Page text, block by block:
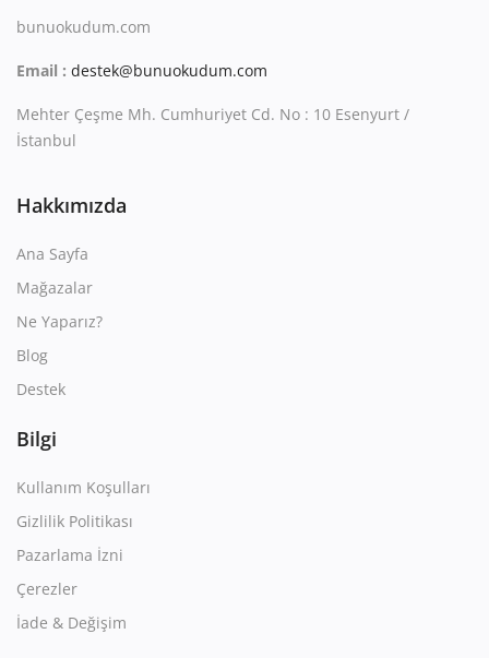
bunuokudum.com
Email : destek@bunuokudum.com
Mehter Çeşme Mh. Cumhuriyet Cd. No : 10 Esenyurt /
İstanbul
Hakkımızda
Ana Sayfa
Mağazalar
Ne Yaparız?
Blog
Destek
Bilgi
Kullanım Koşulları
Gizlilik Politikası
Pazarlama İzni
Çerezler
İade & Değişim